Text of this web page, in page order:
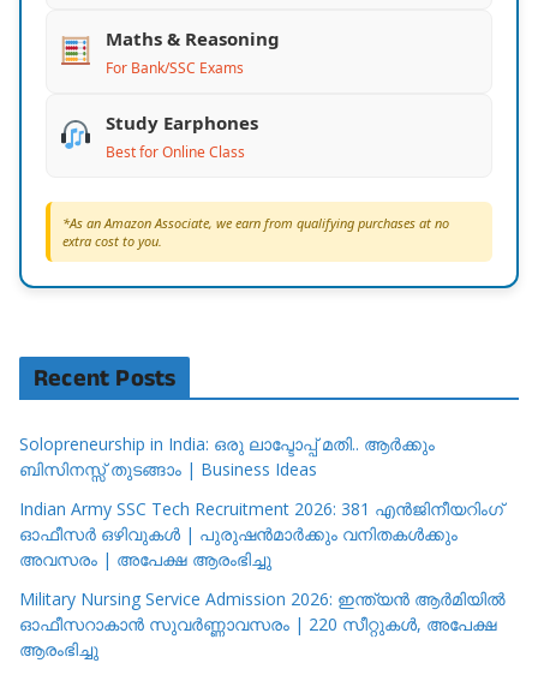
Maths & Reasoning
For Bank/SSC Exams
Study Earphones
Best for Online Class
*As an Amazon Associate, we earn from qualifying purchases at no
extra cost to you.
Recent Posts
Solopreneurship in India: ഒരു ലാപ്ടോപ്പ് മതി.. ആർക്കും
ബിസിനസ്സ് തുടങ്ങാം | Business Ideas
Indian Army SSC Tech Recruitment 2026: 381 എൻജിനീയറിംഗ്
ഓഫീസർ ഒഴിവുകൾ | പുരുഷൻമാർക്കും വനിതകൾക്കും
അവസരം | അപേക്ഷ ആരംഭിച്ചു
Military Nursing Service Admission 2026: ഇന്ത്യൻ ആർമിയിൽ
ഓഫീസറാകാൻ സുവർണ്ണാവസരം | 220 സീറ്റുകൾ, അപേക്ഷ
ആരംഭിച്ചു